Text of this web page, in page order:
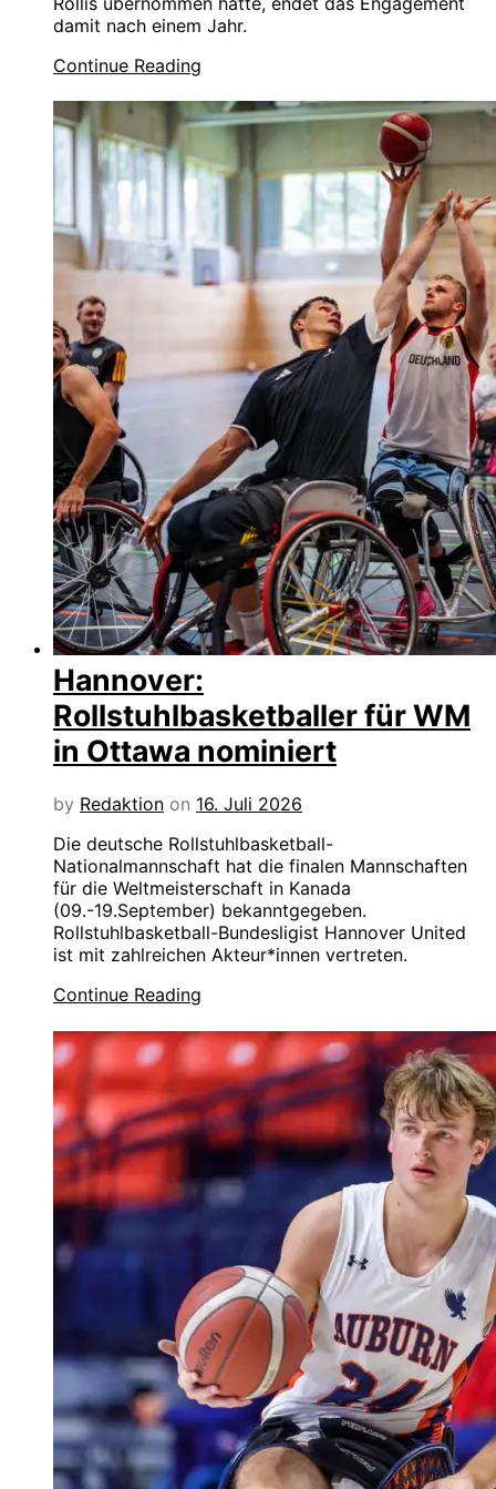
damit nach einem Jahr.
Continue Reading
Hannover:
Rollstuhlbasketballer für WM
in Ottawa nominiert
by Redaktion on 16. Juli 2026
Die deutsche Rollstuhlbasketball-
Nationalmannschaft hat die finalen Mannschaften
für die Weltmeisterschaft in Kanada
(09.-19.September) bekanntgegeben.
Rollstuhlbasketball-Bundesligist Hannover United
ist mit zahlreichen Akteur*innen vertreten.
Continue Reading